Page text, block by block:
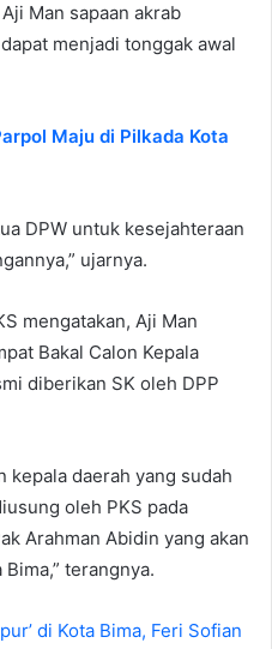
Man sapaan akrab
menjadi tonggak awal
Maju di Pilkada Kota
DPW untuk kesejahteraan
ujarnya.
mengatakan, Aji Man
Bakal Calon Kepala
diberikan SK oleh DPP
kepala daerah yang sudah
oleh PKS pada
Arahman Abidin yang akan
terangnya.
di Kota Bima, Feri Sofian